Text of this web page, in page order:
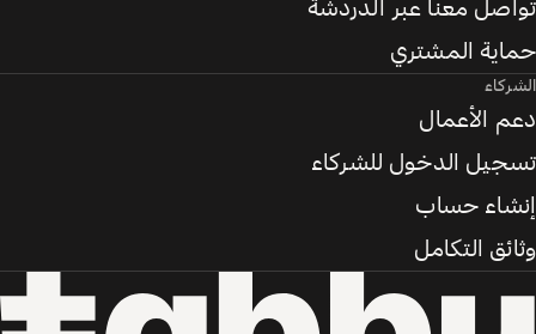
تواصل معنا عبر الدردشة
حماية المشتري
الشركاء
دعم الأعمال
تسجيل الدخول للشركاء
إنشاء حساب
وثائق التكامل